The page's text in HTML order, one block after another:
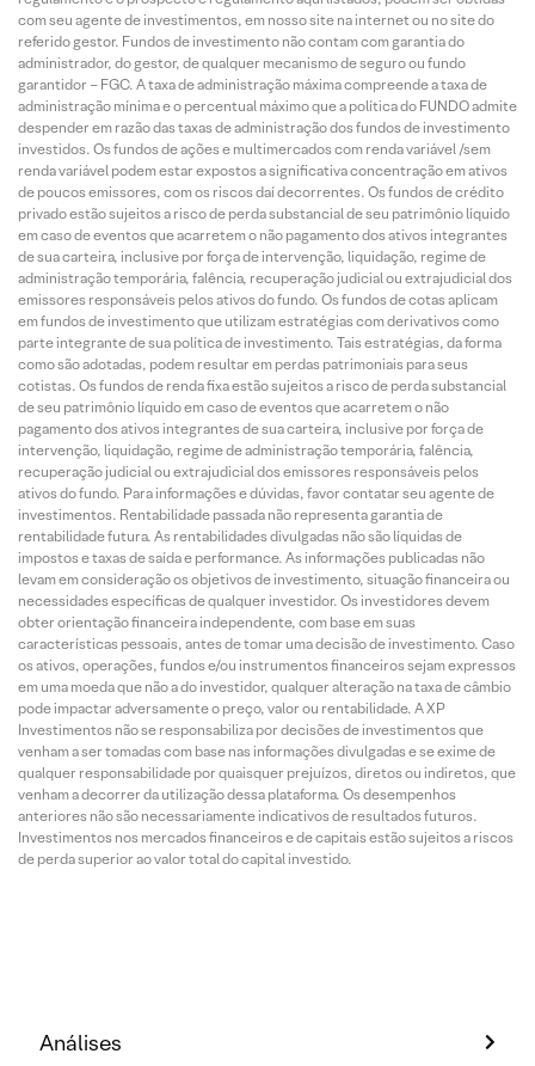
com seu agente de investimentos, em nosso site na internet ou no site do
referido gestor. Fundos de investimento não contam com garantia do
administrador, do gestor, de qualquer mecanismo de seguro ou fundo
garantidor – FGC. A taxa de administração máxima compreende a taxa de
administração mínima e o percentual máximo que a política do FUNDO admite
despender em razão das taxas de administração dos fundos de investimento
investidos. Os fundos de ações e multimercados com renda variável /sem
renda variável podem estar expostos a significativa concentração em ativos
de poucos emissores, com os riscos daí decorrentes. Os fundos de crédito
privado estão sujeitos a risco de perda substancial de seu patrimônio líquido
em caso de eventos que acarretem o não pagamento dos ativos integrantes
de sua carteira, inclusive por força de intervenção, liquidação, regime de
administração temporária, falência, recuperação judicial ou extrajudicial dos
emissores responsáveis pelos ativos do fundo. Os fundos de cotas aplicam
em fundos de investimento que utilizam estratégias com derivativos como
parte integrante de sua política de investimento. Tais estratégias, da forma
como são adotadas, podem resultar em perdas patrimoniais para seus
cotistas. Os fundos de renda fixa estão sujeitos a risco de perda substancial
de seu patrimônio líquido em caso de eventos que acarretem o não
pagamento dos ativos integrantes de sua carteira, inclusive por força de
intervenção, liquidação, regime de administração temporária, falência,
recuperação judicial ou extrajudicial dos emissores responsáveis pelos
ativos do fundo. Para informações e dúvidas, favor contatar seu agente de
investimentos. Rentabilidade passada não representa garantia de
rentabilidade futura. As rentabilidades divulgadas não são líquidas de
impostos e taxas de saída e performance. As informações publicadas não
levam em consideração os objetivos de investimento, situação financeira ou
necessidades específicas de qualquer investidor. Os investidores devem
obter orientação financeira independente, com base em suas
características pessoais, antes de tomar uma decisão de investimento. Caso
os ativos, operações, fundos e/ou instrumentos financeiros sejam expressos
em uma moeda que não a do investidor, qualquer alteração na taxa de câmbio
pode impactar adversamente o preço, valor ou rentabilidade. A XP
Investimentos não se responsabiliza por decisões de investimentos que
venham a ser tomadas com base nas informações divulgadas e se exime de
qualquer responsabilidade por quaisquer prejuízos, diretos ou indiretos, que
venham a decorrer da utilização dessa plataforma. Os desempenhos
anteriores não são necessariamente indicativos de resultados futuros.
Investimentos nos mercados financeiros e de capitais estão sujeitos a riscos
de perda superior ao valor total do capital investido.
Análises